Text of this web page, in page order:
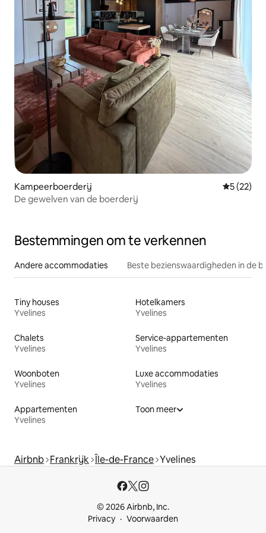
Kampeerboerderij
5 (22)
De gewelven van de boerderij
Bestemmingen om te verkennen
Andere accommodaties Beste bezienswaardigheden in de
Tiny houses
Yvelines
Hotelkamers
Yvelines
Chalets
Yvelines
Service-appartementen
Yvelines
Woonboten
Yvelines
Luxe accommodaties
Yvelines
Appartementen
Yvelines
Toon meer
Airbnb Frankrijk Île-de-France Yvelines
© 2026 Airbnb, Inc.
Privacy
Voorwaarden